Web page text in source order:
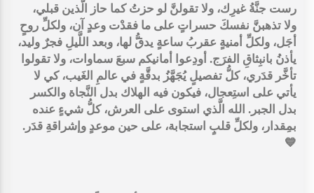
رست جنَّةُ غيرِك، ولا تقولنَّ لو حزتُ كما حاز الَّذين قبلي،
ولا تذهبنَّ نفسكَ حسراتٍ على ما فقدْت وعدٍ آن، ولكلِّ روحٍ
أجَل، ولكلِّ أمنيةٍ عقربُ ساعةٍ يدقُّ لها، وبعد اللَّيلِ فجرٌ وليد،
يأذنُ بانبِثاقِ الفرَج. أودِعوا أمانيكم سبعَ سماوات، ولا تقولوا
تأخَّر قدَري، كلُّ تفصيلٍ يُجَهَّزُ بدقَّةٍ في عالمِ الغَيب، كي لا
يأتي على استِعجال، فيكون فيه الهلاك بدل النَّجاة والكسر
بدل الجبر. الله الَّذي استوى على العرش، كلُّ شيءٍ عنده
بمِقدار، ولكلِّ قلبٍ استجابة، على حين موعدٍ وإشراقةِ قدَر.
💙